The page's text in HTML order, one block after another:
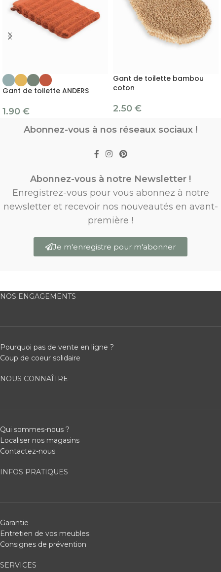
Gant de toilette ANDERS
1.90 €
Gant de toilette bambou
coton
2.50 €
Abonnez-vous à nos réseaux sociaux !
Abonnez-vous à notre Newsletter !
Enregistrez-vous pour vous abonnez à notre
newsletter et recevoir nos nouveautés en avant-
première !
Je m'enregistre pour m'abonner
NOS ENGAGEMENTS
Pourquoi pas de vente en ligne ?
Coup de coeur solidaire
NOUS CONNAÎTRE
Qui sommes-nous ?
Localiser nos magasins
Contactez-nous
INFOS PRATIQUES
Garantie
Entretien de vos meubles
Consignes de prévention
SERVICES